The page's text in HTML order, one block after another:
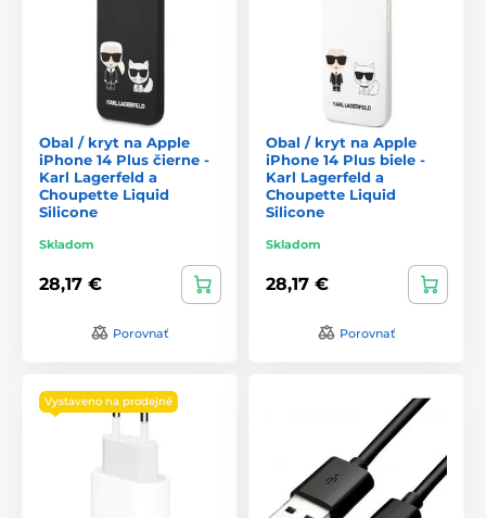
Obal / kryt na Apple
iPhone 14 Plus čierne -
Karl Lagerfeld a
Choupette Liquid
Silicone
Skladom
28,17 €
Porovnať
Obal / kryt na Apple
iPhone 14 Plus biele -
Karl Lagerfeld a
Choupette Liquid
Silicone
Skladom
28,17 €
Porovnať
Vystaveno na prodejně